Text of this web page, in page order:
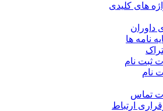
های کلیدی
داوران
نامه ها
ثبت نام
نام
تماس
ارتباط